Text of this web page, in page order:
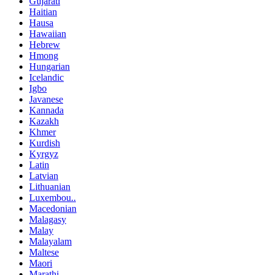
Haitian
Hausa
Hawaiian
Hebrew
Hmong
Hungarian
Icelandic
Igbo
Javanese
Kannada
Kazakh
Khmer
Kurdish
Kyrgyz
Latin
Latvian
Lithuanian
Luxembou..
Macedonian
Malagasy
Malay
Malayalam
Maltese
Maori